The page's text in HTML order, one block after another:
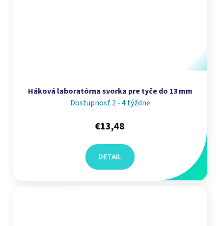
Háková laboratórna svorka pre tyče do 13 mm
Dostupnosť 2 - 4 týždne
€13,48
DETAIL